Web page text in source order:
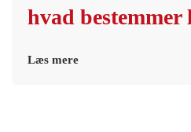
hvad bestemmer
Læs mere